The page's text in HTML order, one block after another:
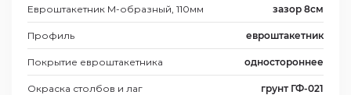
Евроштакетник М-образный, 110мм зазор 8см
Профиль евроштакетник
Покрытие евроштакетника одностороннее
Окраска столбов и лаг грунт ГФ-021